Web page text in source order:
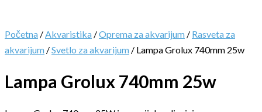
Početna /Akvaristika /Oprema za akvarijum / Rasveta za
akvarijum /Svetlo za akvarijum / Lampa Grolux 740mm 25w
Lampa Grolux 740mm 25w